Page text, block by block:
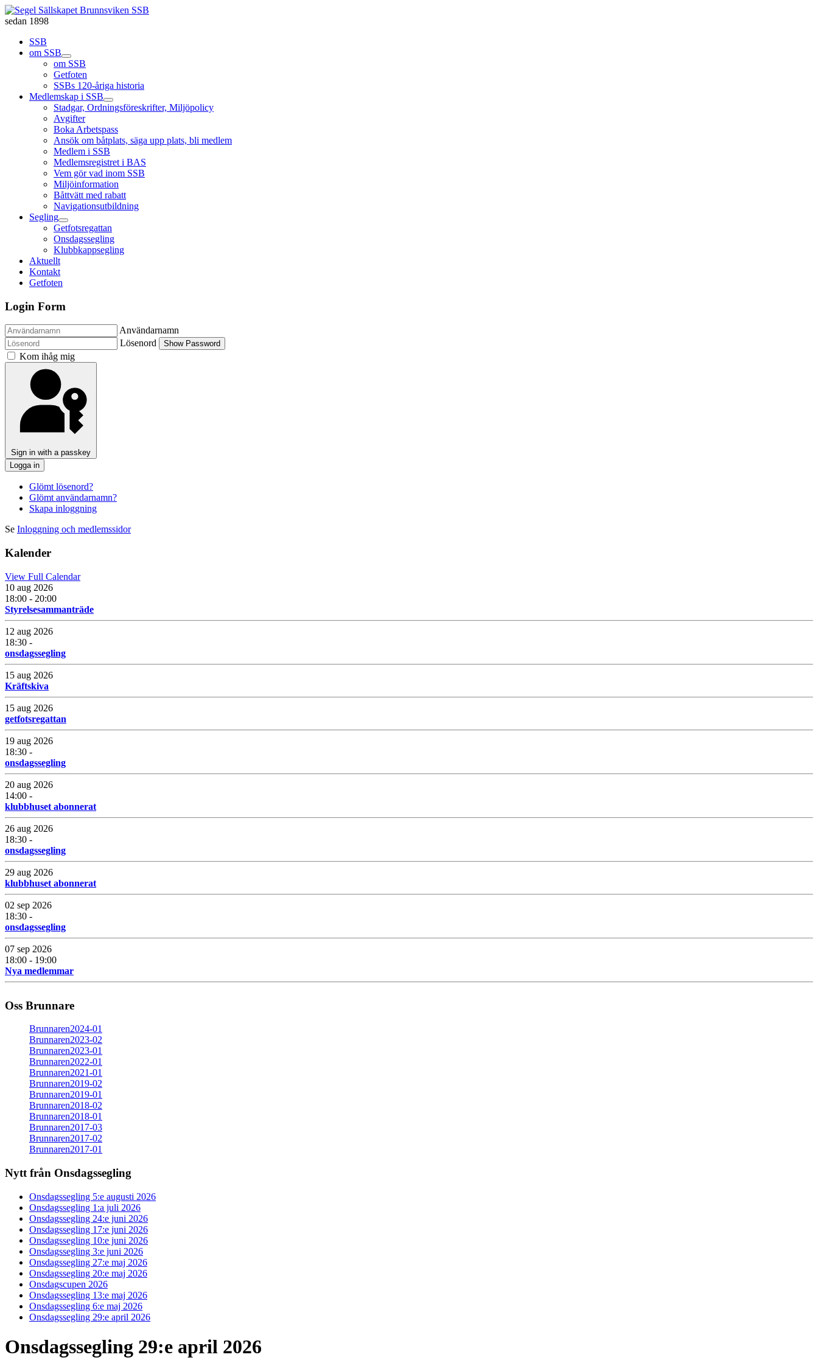
sedan 1898
SSB
om SSB
om SSB
Getfoten
SSBs 120-åriga historia
Medlemskap i SSB
Stadgar, Ordningsföreskrifter, Miljöpolicy
Avgifter
Boka Arbetspass
Ansök om båtplats, säga upp plats, bli medlem
Medlem i SSB
Medlemsregistret i BAS
Vem gör vad inom SSB
Miljöinformation
Båttvätt med rabatt
Navigationsutbildning
Segling
Getfotsregattan
Onsdagssegling
Klubbkappsegling
Aktuellt
Kontakt
Getfoten
Login Form
Användarnamn
Lösenord
Show Password
Kom ihåg mig
Sign in with a passkey
Logga in
Glömt lösenord?
Glömt användarnamn?
Skapa inloggning
Se Inloggning och medlemssidor
Kalender
View Full Calendar
10 aug 2026
18:00 - 20:00
Styrelsesammanträde
12 aug 2026
18:30 -
onsdagssegling
15 aug 2026
Kräftskiva
15 aug 2026
getfotsregattan
19 aug 2026
18:30 -
onsdagssegling
20 aug 2026
14:00 -
klubbhuset abonnerat
26 aug 2026
18:30 -
onsdagssegling
29 aug 2026
klubbhuset abonnerat
02 sep 2026
18:30 -
onsdagssegling
07 sep 2026
18:00 - 19:00
Nya medlemmar
Oss Brunnare
Brunnaren2024-01
Brunnaren2023-02
Brunnaren2023-01
Brunnaren2022-01
Brunnaren2021-01
Brunnaren2019-02
Brunnaren2019-01
Brunnaren2018-02
Brunnaren2018-01
Brunnaren2017-03
Brunnaren2017-02
Brunnaren2017-01
Nytt från Onsdagssegling
Onsdagssegling 5:e augusti 2026
Onsdagssegling 1:a juli 2026
Onsdagssegling 24:e juni 2026
Onsdagssegling 17:e juni 2026
Onsdagssegling 10:e juni 2026
Onsdagssegling 3:e juni 2026
Onsdagssegling 27:e maj 2026
Onsdagssegling 20:e maj 2026
Onsdagscupen 2026
Onsdagssegling 13:e maj 2026
Onsdagssegling 6:e maj 2026
Onsdagssegling 29:e april 2026
Onsdagssegling 29:e april 2026